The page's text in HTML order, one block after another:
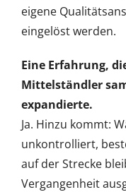
eigene
eingelöst werden.
Eine Erfahrung,
Mittelständler
expandierte.
Ja. Hinzu kommt:
unkontrolliert,
auf der Strecke
Vergangenheit